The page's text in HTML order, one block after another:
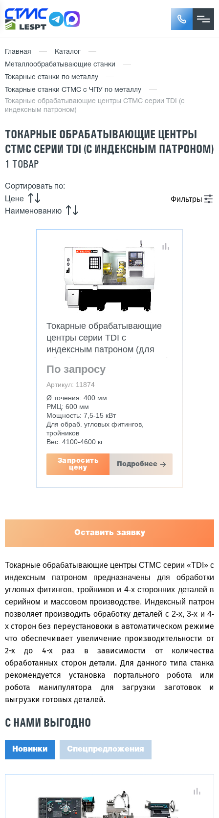
Главная
Каталог
Металлообрабатывающие станки
Токарные станки по металлу
Токарные станки СТМС с ЧПУ по металлу
Токарные обрабатывающие центры СТМС серии TDI (с
индексным патроном)
ТОКАРНЫЕ ОБРАБАТЫВАЮЩИЕ ЦЕНТРЫ
СТМС СЕРИИ TDI (С ИНДЕКСНЫМ ПАТРОНОМ)
1 ТОВАР
Фильтры
Сортировать по:
Цене
Наименованию
Токарные обрабатывающие
центры серии TDI с
индексным патроном (для
обработки угловых фитингов)
По запросу
Артикул: 11874
Ø точения: 400 мм
РМЦ: 600 мм
Мощность: 7,5-15 кВт
Для обраб. угловых фитингов,
тройников
Вес: 4100-4600 кг
Запросить
цену
Подробнее
Оставить заявку
Токарные обрабатывающие центры СТМС серии «TDI» с
индексным патроном предназначены для обработки
угловых фитингов, тройников и 4-х сторонних деталей в
серийном и массовом производстве. Индексный патрон
позволяет производить обработку деталей с 2-х, 3-х и 4-
х сторон без переустановоки в автоматическом режиме
что обеспечивает увеличение производительности от
2-х до 4-х раз в зависимости от количества
обработанных сторон детали. Для данного типа станка
рекомендуется установка портального робота или
робота манипулятора для загрузки заготовок и
выгрузки готовых деталей.
С НАМИ ВЫГОДНО
Новинки Спецпредложения